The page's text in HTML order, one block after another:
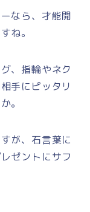
なら、才能開
ね。
、指輪やネク
手にピッタリ
。
が、石言葉に
ゼントにサフ